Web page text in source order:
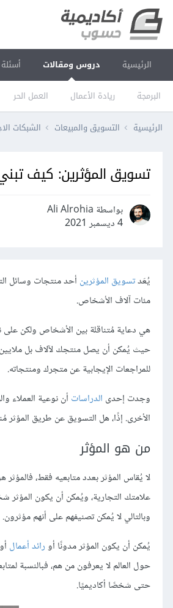
الرئيسية دروس ومقالات
البرمجة ريادة الأعمال العمل الحر
الرئيسية التسويق والمبيعات الشبكات
تسويق المؤثرين: كيف
بواسطة Ali Alrohia
4 ديسمبر 2021
يُعَدتسويق المؤثرين أحد منتجات وسائل
مئات آلاف الأشخاص.
هي دعاية مُتناقلة بين الأشخاص ولكن
حيث يُمكن أن يصل منتجك لآلاف بل
للمراجعات الإيجابية عن متجرك ومنتجاته.
وجدت إحدى الدراسات
الأخرى. إذًا، هل التسويق عن طريق المؤثر
من هو المؤثر
لا يُقاس المؤثر بعدد متابعيه فقط،
علامتك التجارية، ويُمكن أن يكون
وبالتالي لا يُمكن تصنيفهم على أنهم مؤثرون.
يُمكن أن يكون المؤثر مدونًا أورائد أعمال
حول العالم لا يعرفون من هم، فبالنسبة
حتى شخصًا أكاديميًا.